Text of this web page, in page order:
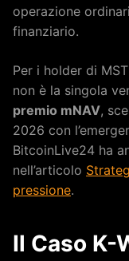
operazione
finanziario.
Per i holder di
non è la singola
premio mNAV,
2026 con
BitcoinLive24 ha
nell’articolo
pressione.
Il Caso K-